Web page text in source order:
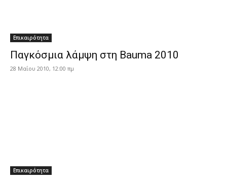
Επικαιρότητα
Παγκόσμια λάμψη στη Bauma 2010
28 Μαΐου 2010, 12:00 πμ
Επικαιρότητα